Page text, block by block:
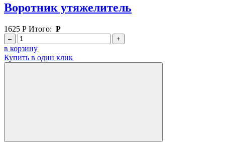
Воротник утяжелитель
1625 Р Итого: Р
– +
в корзину
Купить в один клик